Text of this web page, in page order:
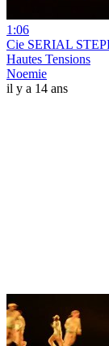
1:06
Cie SERIAL
Hautes Tensions
Noemie
il y a 14 ans